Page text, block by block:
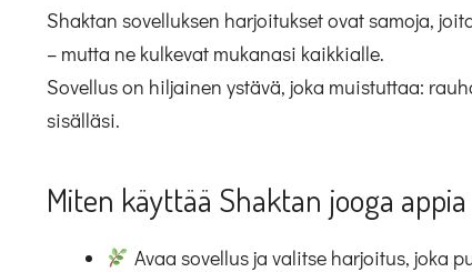
Shaktan sovelluksen harjoitukset ovat samoja,
– mutta ne kulkevat mukanasi kaikkialle.
Sovellus on hiljainen ystävä, joka muistuttaa:
sisälläsi.
Miten käyttää Shaktan jooga appia
Avaa sovellus ja valitse harjoitus, joka